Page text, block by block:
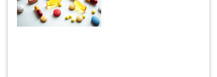
MINYAK
WANGI(8)